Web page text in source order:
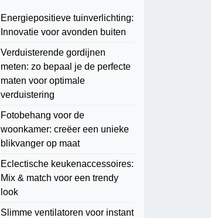
Energiepositieve tuinverlichting:
Innovatie voor avonden buiten
Verduisterende gordijnen
meten: zo bepaal je de perfecte
maten voor optimale
verduistering
Fotobehang voor de
woonkamer: creëer een unieke
blikvanger op maat
Eclectische keukenaccessoires:
Mix & match voor een trendy
look
Slimme ventilatoren voor instant